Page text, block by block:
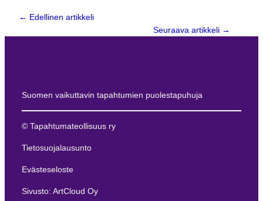
← Edellinen artikkeli
Seuraava artikkeli →
Suomen vaikuttavin tapahtumien puolestapuhuja
© Tapahtumateollisuus ry
Tietosuojalausunto
Evästeseloste
Sivusto: ArtCloud Oy